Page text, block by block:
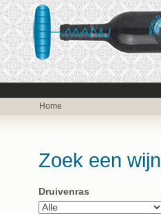
Home
Zoek een wijn
Druivenras